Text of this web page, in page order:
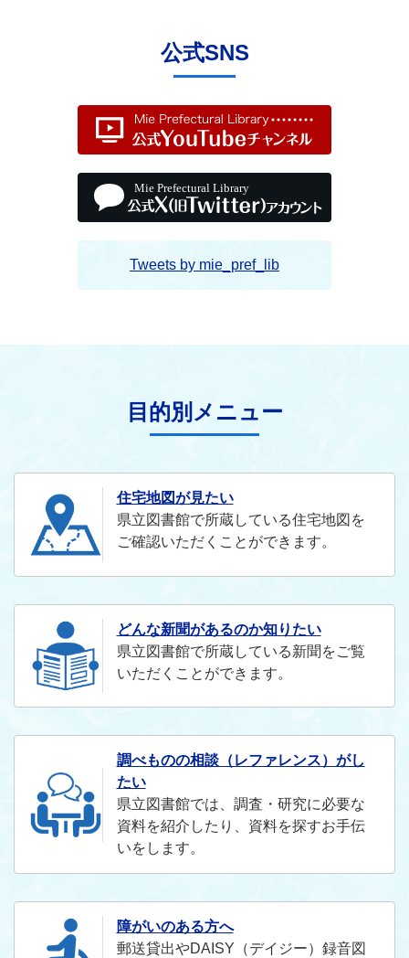
公式SNS
Tweets by mie_pref_lib
目的別メニュー
住宅地図が見たい
県立図書館で所蔵している住宅地図を
ご確認いただくことができます。
どんな新聞があるのか知りたい
県立図書館で所蔵している新聞をご覧
いただくことができます。
調べものの相談（レファレンス）がし
たい
県立図書館では、調査・研究に必要な
資料を紹介したり、資料を探すお手伝
いをします。
障がいのある方へ
郵送貸出やDAISY（デイジー）録音図